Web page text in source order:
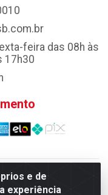
e de
experiência
feira das 08h às
17h30
Comercio e
39 e, 41 - Setor